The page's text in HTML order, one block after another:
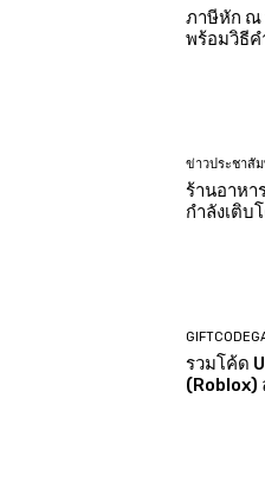
ภาษีหัก ณ
พร้อมวิธี
ข่าวประชาสั
ร้านอาหา
กำลังเติบ
รวมโค้ด
(Roblox)